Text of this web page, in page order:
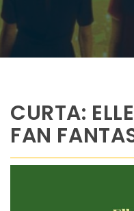
CURTA:
FAN